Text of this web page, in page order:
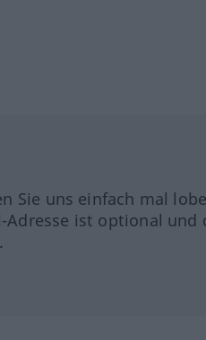
Sie uns einfach mal
Adresse ist optional und